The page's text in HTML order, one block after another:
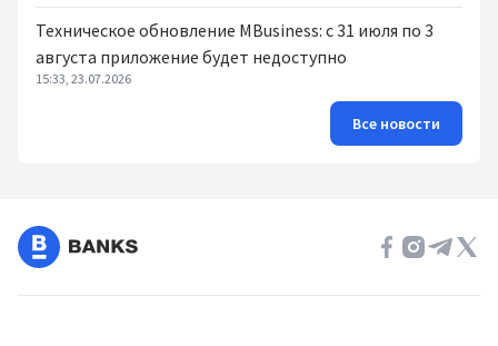
Техническое обновление MBusiness: с 31 июля по 3
августа приложение будет недоступно
15:33, 23.07.2026
Все новости